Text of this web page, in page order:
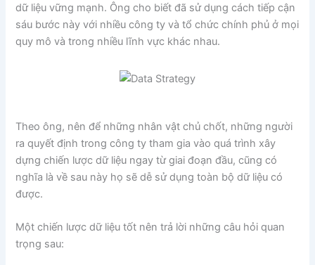
dữ liệu vững mạnh. Ông cho biết đã sử dụng cách tiếp cận
sáu bước này với nhiều công ty và tổ chức chính phủ ở mọi
quy mô và trong nhiều lĩnh vực khác nhau.
Theo ông, nên để những nhân vật chủ chốt, những người
ra quyết định trong công ty tham gia vào quá trình xây
dựng chiến lược dữ liệu ngay từ giai đoạn đầu, cũng có
nghĩa là về sau này họ sẽ dễ sử dụng toàn bộ dữ liệu có
được.
Một chiến lược dữ liệu tốt nên trả lời những câu hỏi quan
trọng sau: